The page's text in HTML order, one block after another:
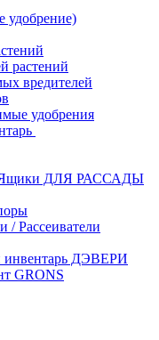
растений
вредителей
удобрения
Ящики ДЛЯ РАССАДЫ
/ Рассеиватели
инвентарь ДЭВЕРИ
GRONS